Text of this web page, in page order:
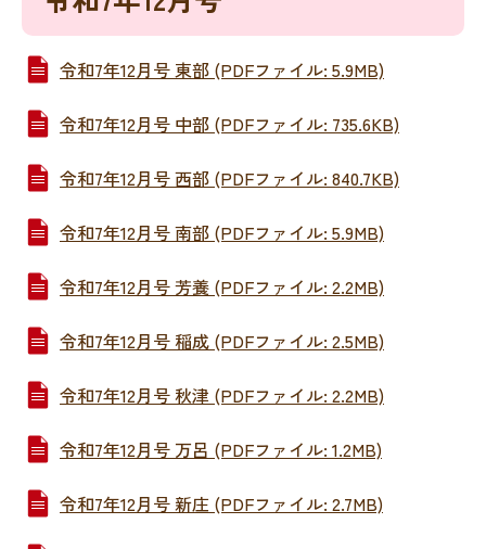
令和7年12月号 東部 (PDFファイル: 5.9MB)
令和7年12月号 中部 (PDFファイル: 735.6KB)
令和7年12月号 西部 (PDFファイル: 840.7KB)
令和7年12月号 南部 (PDFファイル: 5.9MB)
令和7年12月号 芳養 (PDFファイル: 2.2MB)
令和7年12月号 稲成 (PDFファイル: 2.5MB)
令和7年12月号 秋津 (PDFファイル: 2.2MB)
令和7年12月号 万呂 (PDFファイル: 1.2MB)
令和7年12月号 新庄 (PDFファイル: 2.7MB)